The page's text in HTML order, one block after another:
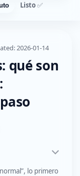
Listo ✅
2026-01-14
qué son
lo primero